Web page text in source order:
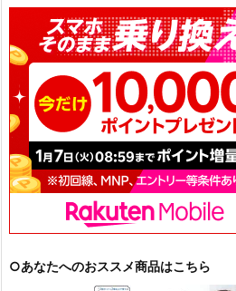
○あなたへのおススメ商品はこちら